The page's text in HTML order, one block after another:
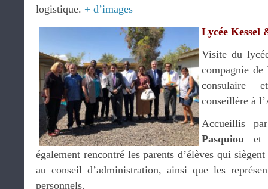
logistique. + d’images
Lycée Kessel
Visite du
compagnie de
conseillère à
Accueillis
Pasquiou et
également rencontré les parents d’élèves qui
au conseil d’administration, ainsi que les
personnels.